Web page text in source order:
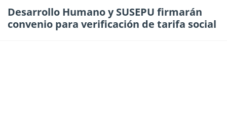
Desarrollo Humano y SUSEPU firmarán
convenio para verificación de tarifa social